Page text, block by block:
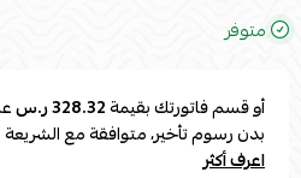
متوفر
أو قسم فاتورتك بقيمة328.32 ر.س
بدون رسوم تأخير، متوافقة مع الشريعة
اعرف أكثر